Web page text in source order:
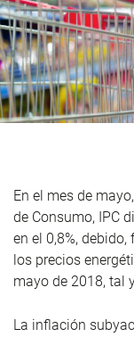
En el mes de
de Consumo, IPC
en el 0,8%,
los precios
mayo de 2018, tal
La inflación